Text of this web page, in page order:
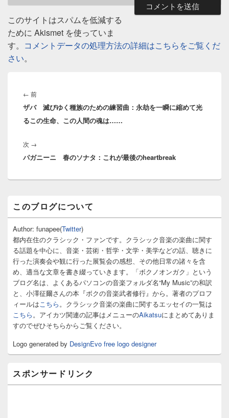
このサイトはスパムを低減する
ために Akismet を使っていま
す。 コメントデータの処理方法の詳細はこちらをご覧くだ
さい。
稿
ナ
ビ
ゲ
シ
ョ
← 前前
の
投
ザバ 滅びゆく種族のための練習曲：永劫を一瞬に縮めて光
るこの生命、この人間の魂は……
次 →
の
稿:
パガニーニ 春のソナタ：これが最後のheartbreak
ン
サ
イ
バ
ー
ウ
ィ
ト
ア
このブログについて
Author: funapee(Twitter)
都内在住のクラシック・ファンです。クラシック音楽の楽曲に関す
る話題を中心に、音楽・芸術・哲学・文学・美学などの話、聴きに
行った演奏会や観に行った展覧会の感想、その他日常の諸々を含
め、適当な文章を書き綴っていきます。「ボクノオンガク」という
ブログ名は、よくあるパソコンの音楽フォルダ名“My Music”の和訳
と、小澤征爾さんの本『ボクの音楽武者修行』から。著者のプロフ
ィールはこちら。クラシック音楽の楽曲に関するエッセイの一覧は
こちら。アイカツ関連の記事はメニューのAikatsuにまとめてありま
すのでぜひそちらからご覧ください。
Logo generated by DesignEvo free logo designer
スポンサードリンク